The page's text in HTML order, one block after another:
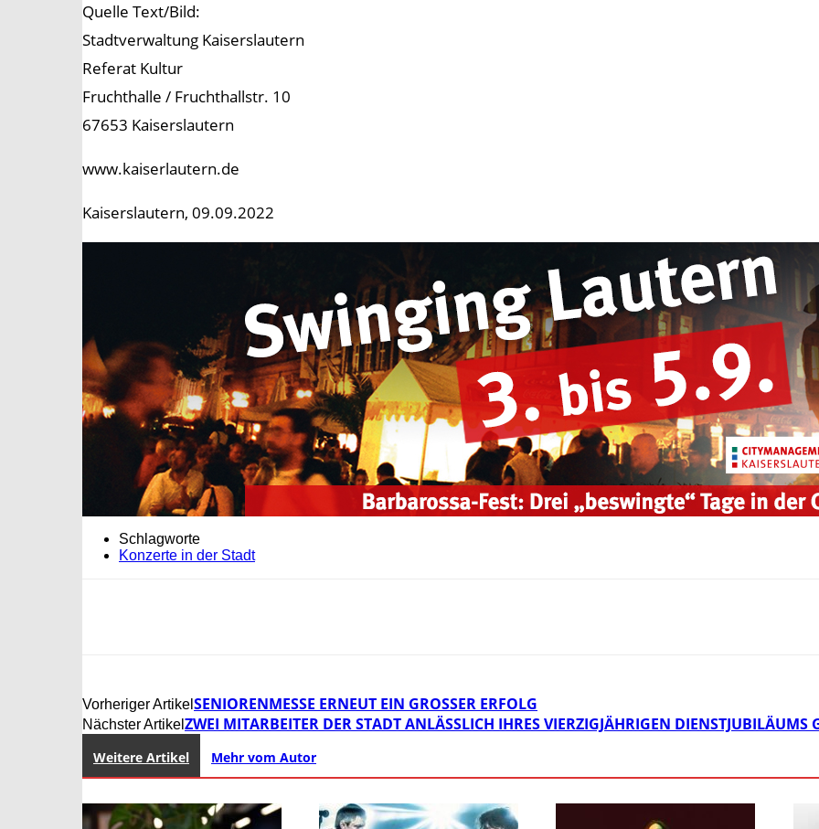
Quelle Text/Bild:
Stadtverwaltung Kaiserslautern
Referat Kultur
Fruchthalle / Fruchthallstr. 10
67653 Kaiserslautern
www.kaiserlautern.de
Kaiserslautern, 09.09.2022
Schlagworte
Konzerte in der Stadt
Vorheriger Artikel SENIORENMESSE ERNEUT EIN GROSSER ERFOLG
Nächster Artikel ZWEI MITARBEITER DER STADT ANLÄSSLICH IHRES VIERZIGJÄHRIGEN DIENSTJUBILÄUMS
Weitere Artikel Mehr vom Autor